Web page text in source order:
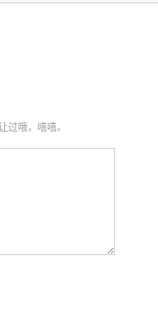
过哦，嘻嘻。